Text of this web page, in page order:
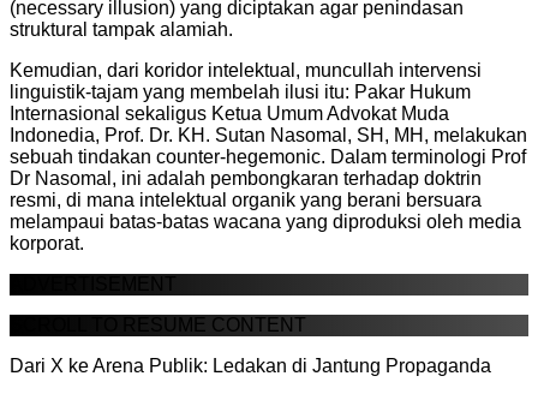
(necessary illusion) yang diciptakan agar penindasan
struktural tampak alamiah.
Kemudian, dari koridor intelektual, muncullah intervensi
linguistik-tajam yang membelah ilusi itu: Pakar Hukum
Internasional sekaligus Ketua Umum Advokat Muda
Indonedia, Prof. Dr. KH. Sutan Nasomal, SH, MH, melakukan
sebuah tindakan counter-hegemonic. Dalam terminologi Prof
Dr Nasomal, ini adalah pembongkaran terhadap doktrin
resmi, di mana intelektual organik yang berani bersuara
melampaui batas-batas wacana yang diproduksi oleh media
korporat.
ADVERTISEMENT
SCROLL TO RESUME CONTENT
Dari X ke Arena Publik: Ledakan di Jantung Propaganda